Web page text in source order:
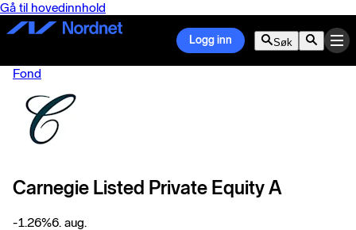
Gå til hovedinnhold
Logg inn Søk
Fond
Carnegie Listed Private Equity A
-1.26%6. aug.